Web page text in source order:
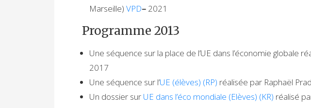
Marseille)VPD– 2021
Programme 2013
Une séquence sur la place de l’UE dans l’économie globale
2017
Une séquence sur l’UE (élèves) (RP) réalisée par Raphaël
Un dossier sur UE dans l’éco mondiale (Elèves) (KR) réalisé